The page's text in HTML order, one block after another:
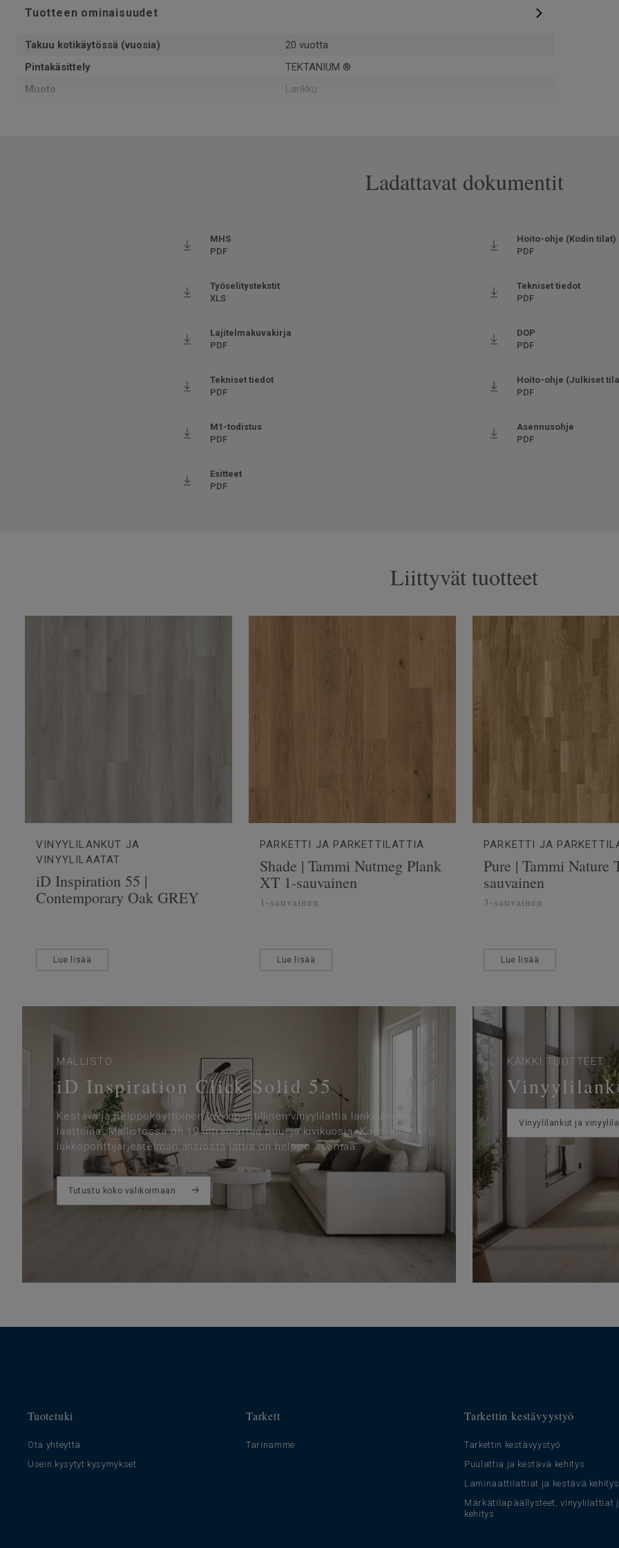
Tuotteen ominaisuudet
Takuu kotikäytössä (vuosia)
20 vuotta
Pintakäsittely
TEKTANIUM ®
Muoto
Lankku
33 Kova kulutus
Ladattavat dokumentit
MHS
PDF
Hoito-ohje (Kodin tilat)
PDF
Työselitystekstit
XLS
Tekniset tiedot
PDF
Lajitelmakuvakirja
PDF
DOP
PDF
Tekniset tiedot
PDF
Hoito-ohje (Julkiset
PDF
M1-todistus
PDF
Asennusohje
PDF
Esitteet
PDF
Liittyvät tuotteet
VINYYLILANKUT JA
VINYYLILAATAT
iD Inspiration 55 |
Contemporary Oak GREY
Lue lisää
PARKETTI JA PARKETTILATTIA
Shade | Tammi Nutmeg Plank
XT 1-sauvainen
1-sauvainen
Lue lisää
PARKETTI JA
Pure | Tammi Nature
sauvainen
3-sauvainen
Lue lisää
MALLISTO
iD Inspiration Click Solid 55
Kestävä ja helppokäyttöinen lukkopontillinen vinyylilattia lankkuina ja
laattoina. Mallistossa on 19 ultramattaa puu- ja kivikuosia. Kätevän
lukkoponttijärjestelmän ansiosta lattia on helppo asentaa.
Tutustu koko valikoimaan
KAIKKI TUOTTEET
Vinyylilankut ja
Tuotetuki
Ota yhteyttä
Usein kysytyt kysymykset
Tarkett
Tarinamme
Tarkettin kestävyystyö
Tarkettin kestävyystyö
Puulattia ja kestävä kehitys
Laminaattilattiat ja kestävä kehitys
Märkätilapäällysteet, vinyylilattiat
kehitys